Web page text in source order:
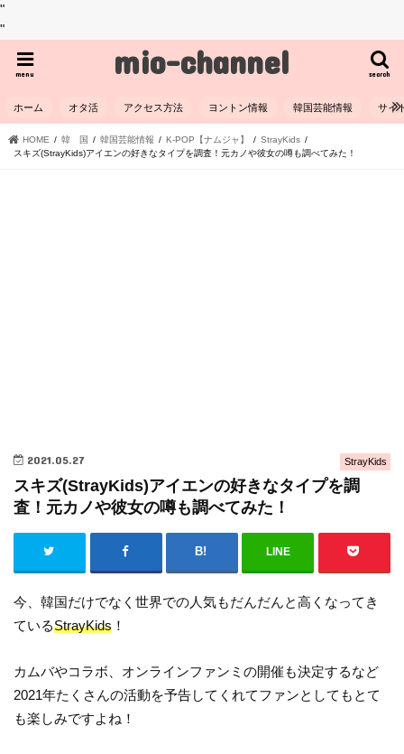
"
"
mio-channel search
menu
ホーム オタ活 アクセス方法 ヨントン情報 韓国芸能情報 サイ
HOME 韓 国 韓国芸能情報 K-POP【ナムジャ】
StrayKids
スキズ(StrayKids)アイエンの好きなタイプを調査！元カノや彼女の噂も調べてみた！
StrayKids
2021.05.27
スキズ(StrayKids)アイエンの好きなタイプを調
査！元カノや彼女の噂も調べてみた！
LINE
今、韓国だけでなく世界での人気もだんだんと高くなってき
ているStrayKids ！
カムバやコラボ、オンラインファンミの開催も決定するなど
2021年たくさんの活動を予告してくれてファンとしてもとて
も楽しみですよね！